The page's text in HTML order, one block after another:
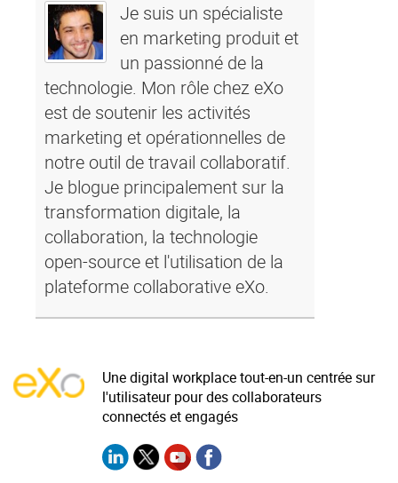
Je suis un spécialiste
en marketing produit et
un passionné de la
technologie. Mon rôle chez eXo
est de soutenir les activités
marketing et opérationnelles de
notre outil de travail collaboratif.
Je blogue principalement sur la
transformation digitale, la
collaboration, la technologie
open-source et l'utilisation de la
plateforme collaborative eXo.
Une digital workplace tout-en-un centrée sur
l'utilisateur pour des collaborateurs
connectés et engagés